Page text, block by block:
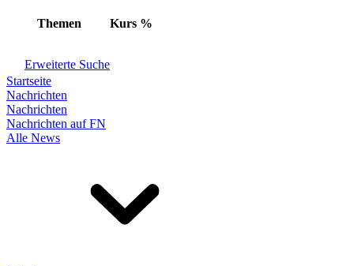
Themen Kurs %
Erweiterte Suche
Startseite
Nachrichten
Nachrichten
Nachrichten auf FN
Alle News